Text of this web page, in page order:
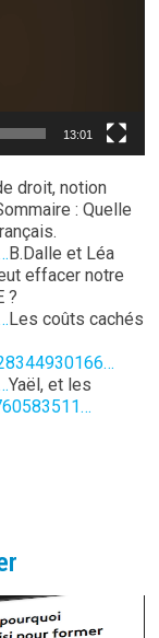
13:01
droit, notion
: Quelle
B.Dalle et Léa
effacer notre
?
Les coûts cachés
Yaël, et les